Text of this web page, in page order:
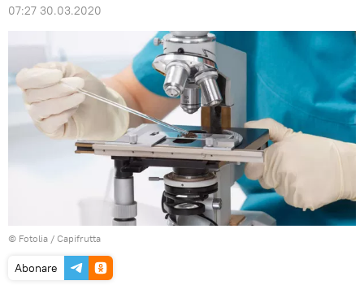
07:27 30.03.2020
© Fotolia / Capifrutta
Abonare